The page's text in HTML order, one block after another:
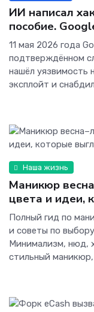
ИИ написал
пособие.
11 мая 2026 года
подтверждённом
нашёл уязвимость
эксплойт и
Наша жизнь
Маникюр
цвета и идеи,
Полный гид по
и советы по
Минимализм, нюд,
стильный